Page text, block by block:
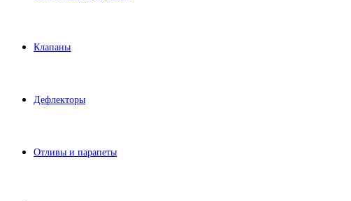
Клапаны
Дефлекторы
Отливы и парапеты